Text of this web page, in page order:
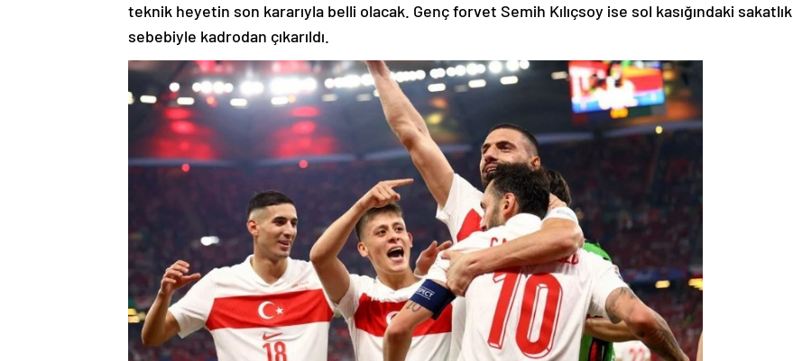
teknik heyetin son kararıyla belli olacak. Genç forvet Semih Kılıçsoy ise sol kasığındaki sakatlık
sebebiyle kadrodan çıkarıldı.